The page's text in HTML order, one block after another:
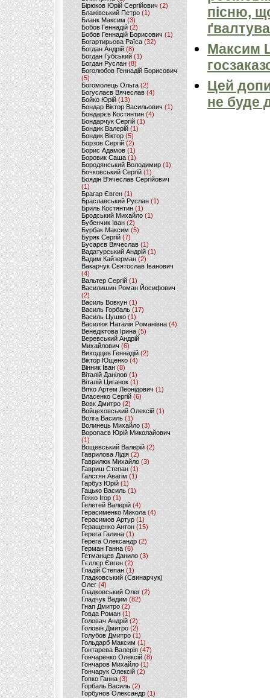
Бірюков Юрій Сергійович (2)
Блажівський Петро (1)
Бланк Максим(3)
Бобов Геннадій (2)
Бобов Геннадій Борисович (1)
Богартирьова Раїса (32)
Богдан Андрій(8)
Богдан Губський (1)
Богдан Руслан(8)
Боголюбов Геннадій Борисович
(5)
Богомолець Ольга (2)
Богуслаєв Вячеслав (4)
Бойко Юрій (13)
Бондар Віктор Васильович (1)
Бондарєв Костянтин (4)
Бондарчук Сергій(1)
Бондик Валерій (1)
Бондик Віктор(5)
Борзов Сергiй (2)
Борис Адамов(1)
Боровик Саша (1)
Бородянський Володимир (1)
Бочковський Сергій (1)
Боядін В'ячеслав Сергійович
(1)
Брагар Євген (1)
Браславський Руслан (1)
Бриль Костянтин (1)
Бродський Михайло (1)
Бубенчик Іван(2)
Бурбак Максим (5)
Буряк Сергій (7)
Бусарєв Вячеслав (1)
Вадатурський Андрій (1)
Вадим Кайзерман (2)
Вакарчук Святослав Іванович
(4)
Вальтер Сергій (1)
Василишин Роман Йосифович
(2)
Василь Вовкун (1)
Василь Горбаль (17)
Василь Цушко (1)
Василюк Наталія Романівна (4)
Венедіктова Ірина(5)
Веревський Андрій
Михайлович (6)
Виходцев Геннадій (2)
Віктор Ющенко (4)
Вінник Іван (8)
Віталій Данілов (1)
Віталій Циганок (1)
Вітко Артем Леонідович(1)
Власенко Сергій (6)
Вовк Дмитро(2)
Войцеховський Олексій(1)
Волга Василь (1)
Волинець Михайло (3)
Воропаєв Юрій Миколайович
(1)
Вощевський Валерій(2)
Гаврилова Лідія (2)
Гаврилюк Михайло (3)
Гавриш Степан (1)
Галстян Авагім (1)
Гарбуз Юрій (1)
Гацько Василь (1)
Гекко Ігор(1)
Гелетей Валерій (4)
Герасименко Микола (4)
Герасимов Артур (1)
Геращенко Антон(15)
Герега Галина (1)
Герега Олександр (2)
Герман Ганна (6)
Гетманцев Данило (3)
Гєллєр Євген (2)
Гладій Степан(1)
Гладковський (Свинарчук)
Олег (4)
Гладковський Олег (2)
Гладчук Вадим (82)
Гнап Дмитро (2)
Говда Роман(1)
Головач Андрій (2)
Головін Дмитро (2)
Голубов Дмитро (1)
Гольдарб Максим(1)
Гонтарева Валерія (47)
Гончаренко Олексій(8)
Гончаров Михайло (1)
Гончарук Олексій (2)
Гопко Ганна (3)
Горбаль Василь (2)
Горбунов Олександр (1)
пісню,
Максим
Цей
не буде